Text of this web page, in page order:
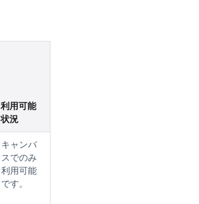
利用可能
状況
キャンバ
スでのみ
利用可能
です。